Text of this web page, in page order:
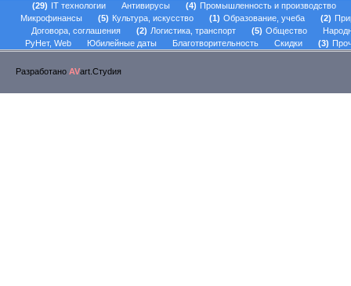
29 IT технологии Антивирусы 4
Промышленность и производство
Микрофинансы
5 Культура, искусство 1 Образование, учеба 2
Договора, соглашения
2 Логистика, транспорт 5 Общество
РуНет, Web
Юбилейные даты Благотворительность Скидки 3
Разработано AVart.Стуdия